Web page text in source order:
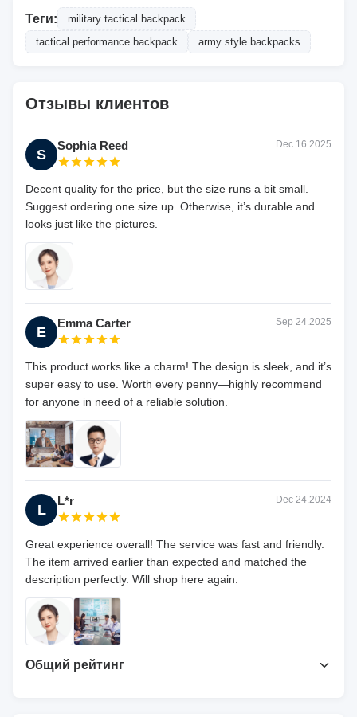
Теги:
military tactical backpack
tactical performance backpack
army style backpacks
Отзывы клиентов
S
Sophia Reed Dec 16.2025
Decent quality for the price, but the size runs a bit small.
Suggest ordering one size up. Otherwise, it’s durable and
looks just like the pictures.
E
Emma Carter Sep 24.2025
This product works like a charm! The design is sleek, and it’s
super easy to use. Worth every penny—highly recommend
for anyone in need of a reliable solution.
L
L*r Dec 24.2024
Great experience overall! The service was fast and friendly.
The item arrived earlier than expected and matched the
description perfectly. Will shop here again.
Общий рейтинг